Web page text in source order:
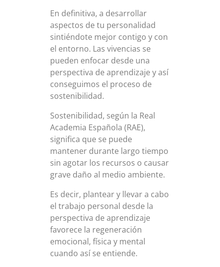
En definitiva, a desarrollar
aspectos de tu personalidad
sintiéndote mejor contigo y con
el entorno. Las vivencias se
pueden enfocar desde una
perspectiva de aprendizaje y así
conseguimos el proceso de
sostenibilidad.
Sostenibilidad, según la Real
Academia Española (RAE),
significa que se puede
mantener durante largo tiempo
sin agotar los recursos o causar
grave daño al medio ambiente.
Es decir, plantear y llevar a cabo
el trabajo personal desde la
perspectiva de aprendizaje
favorece la regeneración
emocional, física y mental
cuando así se entiende.